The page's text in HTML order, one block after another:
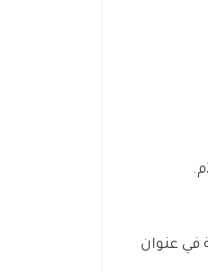
في عنوان